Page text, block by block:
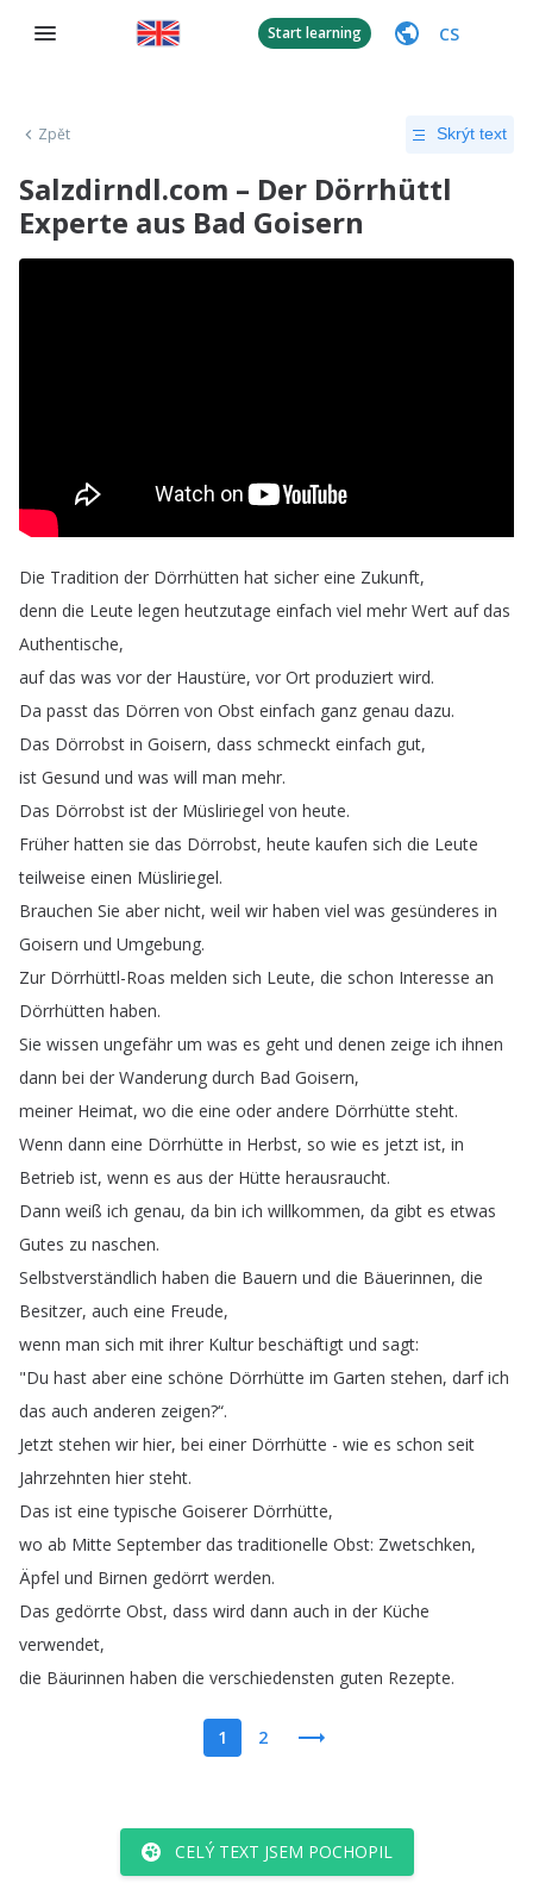
Start learning CS
Zpět Skrýt text
Salzdirndl.com – Der Dörrhüttl
Experte aus Bad Goisern
Die Tradition der Dörrhütten hat sicher eine Zukunft,
denn die Leute legen heutzutage einfach viel mehr Wert auf das
Authentische,
auf das was vor der Haustüre, vor Ort produziert wird.
Da passt das Dörren von Obst einfach ganz genau dazu.
Das Dörrobst in Goisern, dass schmeckt einfach gut,
ist Gesund und was will man mehr.
Das Dörrobst ist der Müsliriegel von heute.
Früher hatten sie das Dörrobst, heute kaufen sich die Leute
teilweise einen Müsliriegel.
Brauchen Sie aber nicht, weil wir haben viel was gesünderes in
Goisern und Umgebung.
Zur Dörrhüttl-Roas melden sich Leute, die schon Interesse an
Dörrhütten haben.
Sie wissen ungefähr um was es geht und denen zeige ich ihnen
dann bei der Wanderung durch Bad Goisern,
meiner Heimat, wo die eine oder andere Dörrhütte steht.
Wenn dann eine Dörrhütte in Herbst, so wie es jetzt ist, in
Betrieb ist, wenn es aus der Hütte herausraucht.
Dann weiß ich genau, da bin ich willkommen, da gibt es etwas
Gutes zu naschen.
Selbstverständlich haben die Bauern und die Bäuerinnen, die
Besitzer, auch eine Freude,
wenn man sich mit ihrer Kultur beschäftigt und sagt:
"Du hast aber eine schöne Dörrhütte im Garten stehen, darf ich
das auch anderen zeigen?“.
Jetzt stehen wir hier, bei einer Dörrhütte - wie es schon seit
Jahrzehnten hier steht.
Das ist eine typische Goiserer Dörrhütte,
wo ab Mitte September das traditionelle Obst: Zwetschken,
Äpfel und Birnen gedörrt werden.
Das gedörrte Obst, dass wird dann auch in der Küche
verwendet,
die Bäurinnen haben die verschiedensten guten Rezepte.
1 2
CELÝ TEXT JSEM POCHOPIL